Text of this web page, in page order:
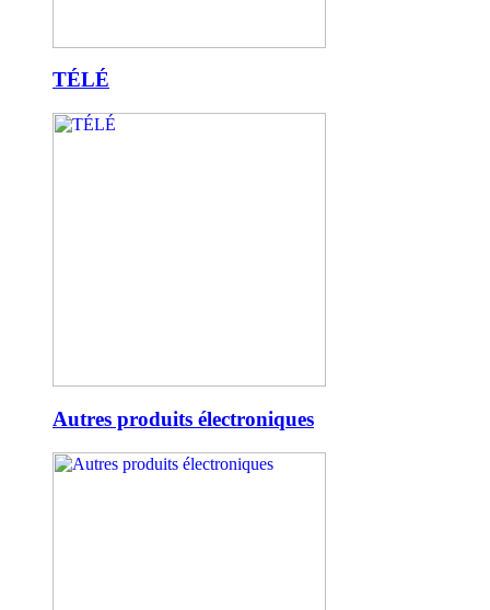
TÉLÉ
Autres produits électroniques